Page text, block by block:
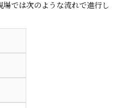
場では次のような流れで進行し